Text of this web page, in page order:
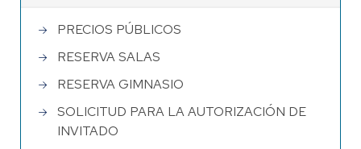
PRECIOS PÚBLICOS
RESERVA SALAS
RESERVA GIMNASIO
SOLICITUD PARA LA AUTORIZACIÓN DE
INVITADO